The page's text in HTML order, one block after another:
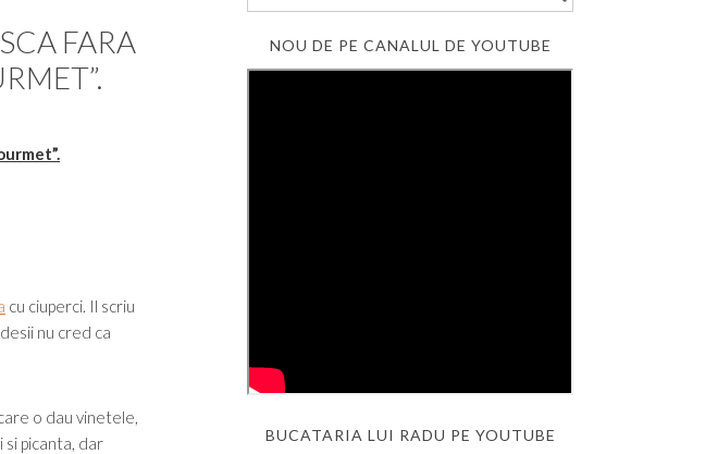
FARA
cu ciuperci. Il scriu
nu cred ca
o dau vinetele,
si picanta, dar
NOU DE PE CANALUL DE YOUTUBE
BUCATARIA LUI RADU PE YOUTUBE